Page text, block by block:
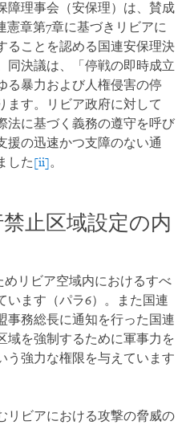
障理事会（安保理）は、賛成
憲章第7章に基づきリビアに
ることを認める国連安保理決
同決議は、「停戦の即時成立
る暴力および人権侵害の停
ます。リビア政府に対して
法に基づく義務の遵守を呼び
援の迅速かつ支障のない通
した[ii]。
止区域設定の内
めリビア空域内におけるすべ
います（パラ6）。また国連
事務総長に通知を行った国連
域を強制するために軍事力を
う強力な権限を与えています
リビアにおける攻撃の脅威の